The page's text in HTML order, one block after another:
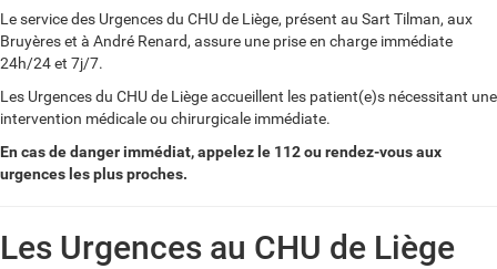
Le service des Urgences du CHU de Liège, présent au Sart Tilman, aux
Bruyères et à André Renard, assure une prise en charge immédiate
24h/24 et 7j/7.
Les Urgences du CHU de Liège accueillent les patient(e)s nécessitant une
intervention médicale ou chirurgicale immédiate.
En cas de danger immédiat, appelez le 112 ou rendez-vous aux
urgences les plus proches.
Les Urgences au CHU de Liège